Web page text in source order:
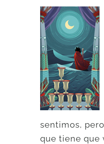
sentimos,
que tiene que